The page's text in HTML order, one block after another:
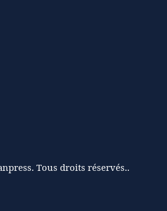
Tous droits réservés..